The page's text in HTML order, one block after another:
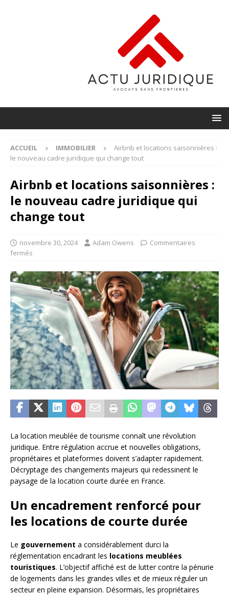
ACCUEIL IMMOBILIER
Airbnb et locations saisonnières :
le nouveau cadre juridique qui change tout
Airbnb et locations saisonnières :
le nouveau cadre juridique qui
change tout
novembre 30, 2024 Adam Owens
Commentaires
fermés
La location meublée de tourisme connaît une révolution
juridique. Entre régulation accrue et nouvelles obligations,
propriétaires et plateformes doivent s’adapter rapidement.
Décryptage des changements majeurs qui redessinent le
paysage de la location courte durée en France.
Un encadrement renforcé pour
les locations de courte durée
Le gouvernement a considérablement durci la
réglementation encadrant les locations meublées
touristiques. L’objectif affiché est de lutter contre la pénurie
de logements dans les grandes villes et de mieux réguler un
secteur en pleine expansion. Désormais, les propriétaires